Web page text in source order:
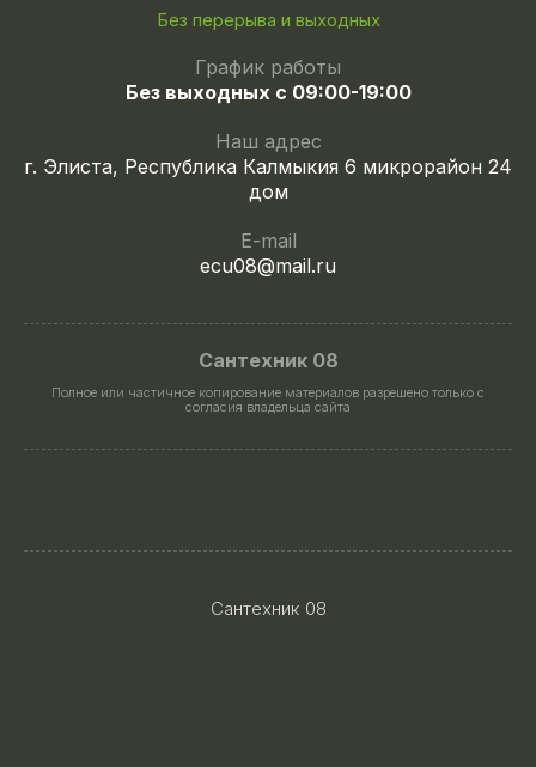
Без перерыва и выходных
График работы
Без выходных с 09:00-19:00
Наш адрес
г. Элиста, Республика Калмыкия 6 микрорайон 24
дом
E-mail
ecu08@mail.ru
Сантехник 08
Полное или частичное копирование материалов разрешено только с
согласия владельца сайта
Сантехник 08